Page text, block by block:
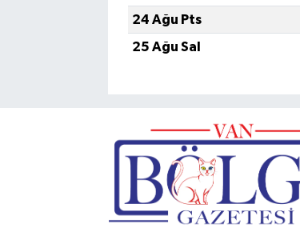
24 Ağu Pts
25 Ağu Sal